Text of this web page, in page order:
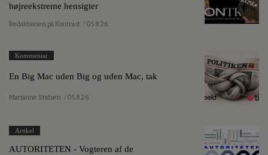
højreekstreme hensigter
Redaktionen på Kontrast / 05.8.26
Kommentar
En Big Mac uden Big og uden Mac, tak
Marianne Stidsen / 05.8.26
Artikel
AUTORITETEN - Vogteren af de